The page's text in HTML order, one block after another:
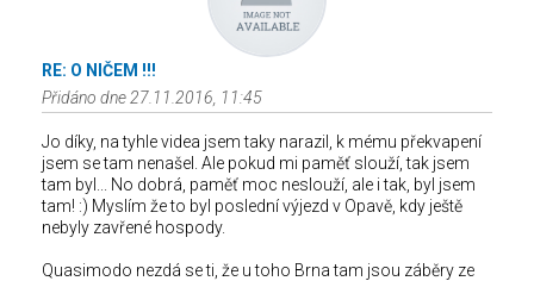
RE: O NIČEM !!!
Přidáno dne 27.11.2016, 11:45
Jo díky, na tyhle videa jsem taky narazil, k mému překvapení
jsem se tam nenašel. Ale pokud mi paměť slouží, tak jsem
tam byl... No dobrá, paměť moc neslouží, ale i tak, byl jsem
tam! :) Myslím že to byl poslední výjezd v Opavě, kdy ještě
nebyly zavřené hospody.
Quasimodo nezdá se ti, že u toho Brna tam jsou záběry ze